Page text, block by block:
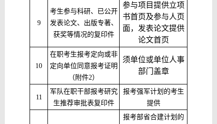
9
考生参与科研、已公开
发表论文、出版专著、
获奖等情况的复印件
参与项目提供立项
书首页及参与人页
面，发表论文提供
论文首页
10
在职考生报考定向或非
定向单位同意报考证明
（附件2）
须单位或单位人事
部门盖章
11
军队在职干部报考研究
生推荐审批表复印件
报考强军计划的考生
提供
报考部省合建计划的